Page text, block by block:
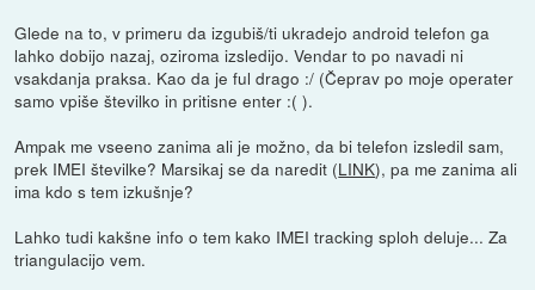
Glede na to, v primeru da izgubiš/ti ukradejo android telefon ga
lahko dobijo nazaj, oziroma izsledijo. Vendar to po navadi ni
vsakdanja praksa. Kao da je ful drago :/ (Čeprav po moje operater
samo vpiše številko in pritisne enter :( ).
Ampak me vseeno zanima ali je možno, da bi telefon izsledil sam,
prek IMEI številke? Marsikaj se da naredit (LINK), pa me zanima ali
ima kdo s tem izkušnje?
Lahko tudi kakšne info o tem kako IMEI tracking sploh deluje... Za
triangulacijo vem.